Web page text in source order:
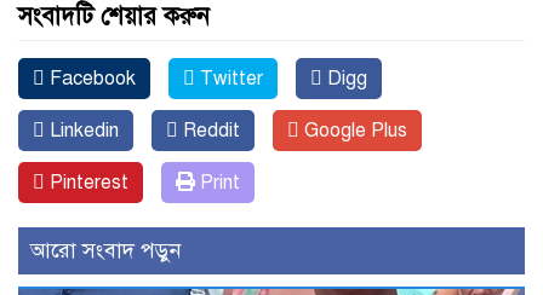
সংবাদটি শেয়ার করুন
Facebook Twitter Digg
Linkedin Reddit Google Plus
Pinterest Print
আরো সংবাদ পড়ুন